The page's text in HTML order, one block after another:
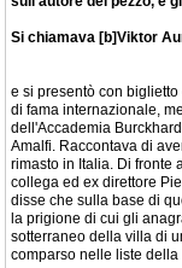
Si chiamava [b]Viktor
e si presentò con
di fama internazionale,
dell'Accademia
Amalfi. Raccontava di
rimasto in Italia. Di fronte
collega ed ex direttore
disse che sulla base di
la prigione di cui gli
sotterraneo della villa di
comparso nelle liste della